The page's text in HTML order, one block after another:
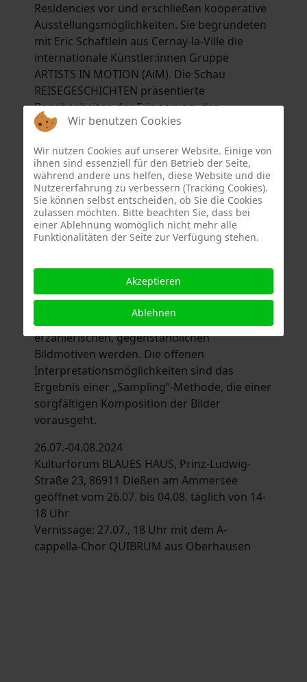
Residencies vor und erschließen kooperative
Ausstellungsmöglichkeiten. Sie begründeten
mit Eric Schaftlein aus Cernay-la-Ville die
internationale Künstler:innen Gruppe
ARTISTS IN MOTION (AiM). Die Schau
REISEGESCHICHTEN präsentierte
Begebenheiten der Erinnerung, der
Gegenwart und auch Episoden, die noch
Uta Schnuppe Strack widmet sich mit
Vorliebe farbintensiven Mixed Media- und
Radiertechniken. Seit 2019 arbeitet sie
wiederkehrend an Werkserien über die
Flüchtigkeit des Augenblicks, in denen sie der
Natur entnommene Pflanzenteile in
und zeichnete zunächst ausschließlich nach
der Natur. Ab 1996 schleichen sich hybride
Momente von Mensch und Pflanze in seine
Bilder ein, die schließlich zu vollends
erzählerischen, gegenständlichen
Bildmotiven werden. Die offenen
Interpretationsmöglichkeiten sind das
Ergebnis einer „Sampling“-Methode, die einer
sorgfältigen Komposition der Bilder
vorausgeht.
26.07.-04.08.2024
Kulturforum BLAUES HAUS, Prinz-Ludwig-
Straße 23, 86911 Dießen am Ammersee
geöffnet vom 26.07. bis 04.08. täglich von 14-
18 Uhr
Vernissage: 27.07., 18 Uhr mit dem A-
cappella-Chor QUIBRUM aus Oberhausen
Wir benutzen Cookies
Wir nutzen Cookies auf unserer Website. Einige von
ihnen sind essenziell für den Betrieb der Seite,
während andere uns helfen, diese Website und die
Nutzererfahrung zu verbessern (Tracking Cookies).
Sie können selbst entscheiden, ob Sie die Cookies
zulassen möchten. Bitte beachten Sie, dass bei
einer Ablehnung womöglich nicht mehr alle
Funktionalitäten der Seite zur Verfügung stehen.
Akzeptieren
Ablehnen